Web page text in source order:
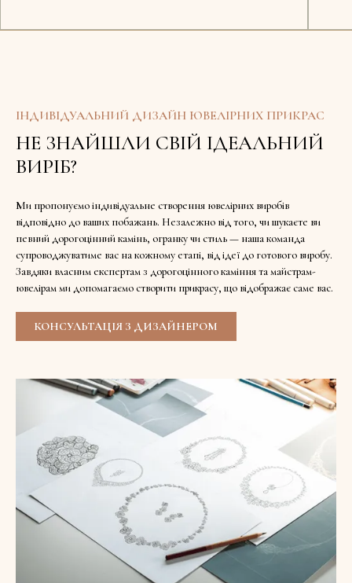
ІНДИВІДУАЛЬНИЙ ДИЗАЙН ЮВЕЛІРНИХ ПРИКРАС
НЕ ЗНАЙШЛИ СВІЙ ІДЕАЛЬНИЙ
ВИРІБ?
Ми пропонуємо індивідуальне створення ювелірних виробів
відповідно до ваших побажань. Незалежно від того, чи шукаєте ви
певний дорогоцінний камінь, огранку чи стиль — наша команда
супроводжуватиме вас на кожному етапі, від ідеї до готового виробу.
Завдяки власним експертам з дорогоцінного каміння та майстрам-
ювелірам ми допомагаємо створити прикрасу, що відображає саме вас.
КОНСУЛЬТАЦІЯ З ДИЗАЙНЕРОМ